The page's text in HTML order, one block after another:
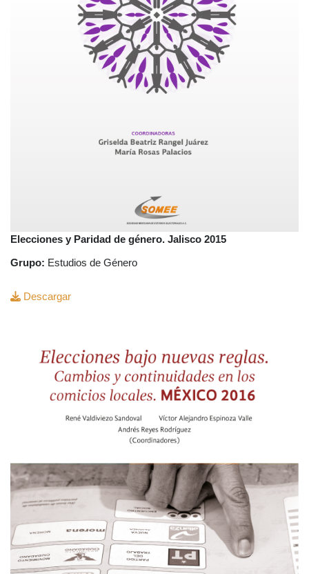
Elecciones y Paridad de género. Jalisco 2015
Grupo: Estudios de Género
Descargar